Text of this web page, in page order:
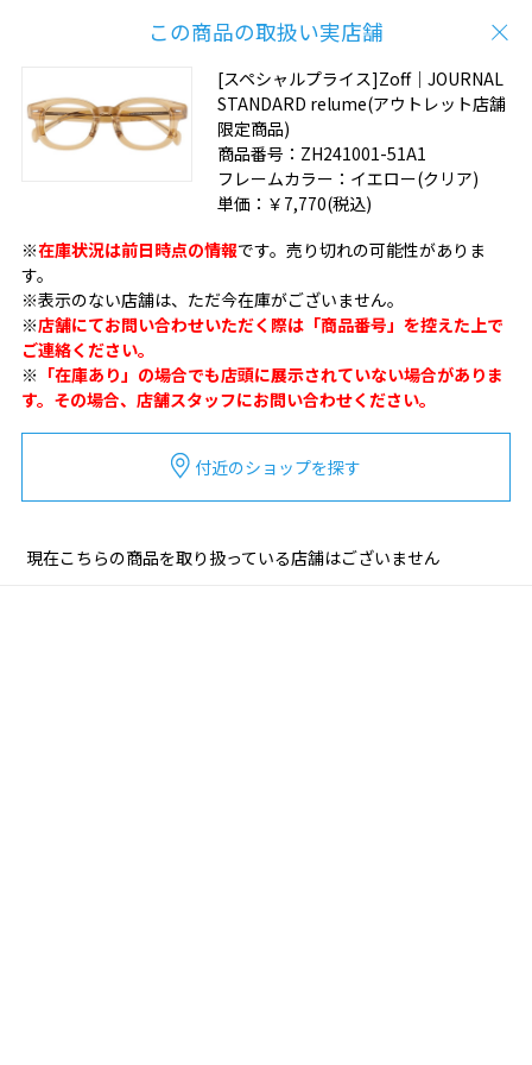
この商品の取扱い実店舗
[スペシャルプライス]Zoff｜JOURNAL
STANDARD relume(アウトレット店舗
限定商品)
商品番号： ZH241001-51A1
フレームカラー： イエロー(クリア)
単価： ￥7,770(税込)
※在庫状況は前日時点の情報です。売り切れの可能性がありま
す。
※表示のない店舗は、ただ今在庫がございません。
※店舗にてお問い合わせいただく際は「商品番号」を控えた上で
ご連絡ください。
※ 「在庫あり」の場合でも店頭に展示されていない場合がありま
す。その場合、店舗スタッフにお問い合わせください。
付近のショップを探す
現在こちらの商品を取り扱っている店舗はございません